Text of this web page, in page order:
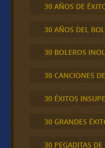
30 AÑOS DE
30 AÑOS DEL
30 BOLEROS
30 CANCIONES
30 ÉXITOS
30 GRANDES
30 PEGADITAS DE